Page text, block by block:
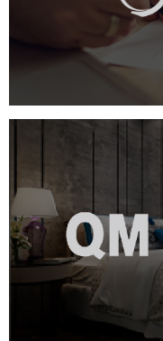
金融保险 社
家具家居 品牌官网
网页设计